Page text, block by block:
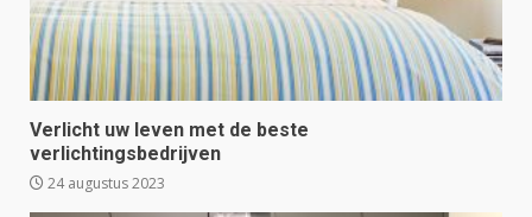
Verlicht uw leven met de beste
verlichtingsbedrijven
24 augustus 2023